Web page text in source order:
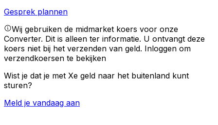
Gesprek plannen
Wij gebruiken de midmarket koers voor onze
Converter. Dit is alleen ter informatie. U ontvangt deze
koers niet bij het verzenden van geld. Inloggen om
verzendkoersen te bekijken
Wist je dat je met Xe geld naar het buitenland kunt
sturen?
Meld je vandaag aan